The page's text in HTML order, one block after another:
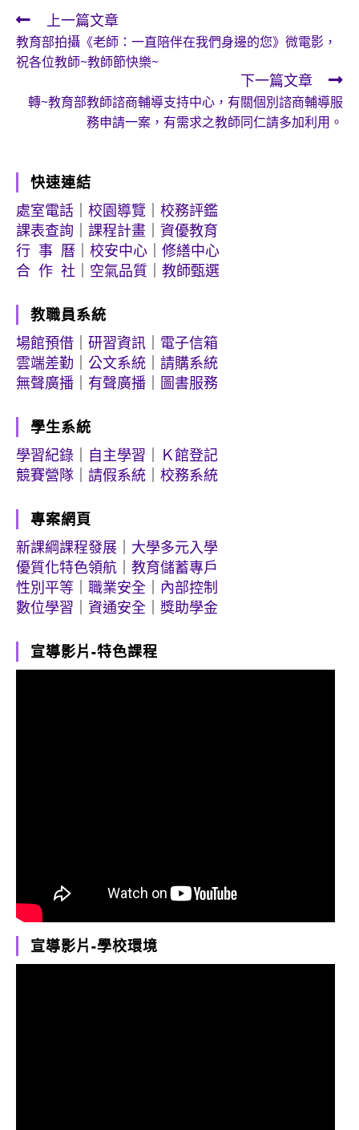
Read
more
articles
上一篇文章
教育部拍攝《老師：一直陪伴在我們身邊的您》微電影，
祝各位教師~教師節快樂~
下一篇文章
轉~教育部教師諮商輔導支持中心，有關個別諮商輔導服
務申請一案，有需求之教師同仁請多加利用。
快速連結
處室電話
校園導覽
校務評鑑
課表查詢
課程計畫
資優教育
行 事 曆
校安中心
修繕中心
合 作 社
空氣品質 教師甄選
教職員系統
場館預借
研習資訊
電子信箱
雲端差勤
公文系統
請購系統
無聲廣播
有聲廣播 圖書服務
學生系統
學習紀錄
自主學習
Ｋ館登記
競賽營隊
請假系統 校務系統
專案網頁
新課綱課程發展
大學多元入學
優質化特色領航
教育儲蓄專戶
性別平等
職業安全
內部控制
數位學習
資通安全 獎助學金
宣導影片-特色課程
宣導影片-學校環境